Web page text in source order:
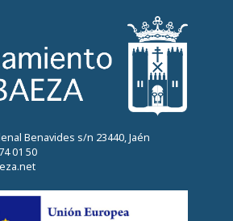
Benavides s/n 23440, Jaén
01 50